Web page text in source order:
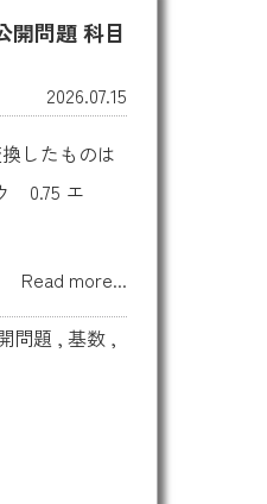
開問題 科目
2026.07.15
したものは
0.75 エ
Read more...
問題 ,基数 ,